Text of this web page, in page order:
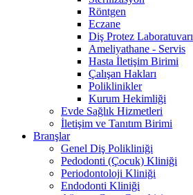
Röntgen
Eczane
Diş Protez Laboratuvarı
Ameliyathane - Servis
Hasta İletişim Birimi
Çalışan Hakları
Poliklinikler
Kurum Hekimliği
Evde Sağlık Hizmetleri
İletişim ve Tanıtım Birimi
Branşlar
Genel Diş Polikliniği
Pedodonti (Çocuk) Kliniği
Periodontoloji Kliniği
Endodonti Kliniği